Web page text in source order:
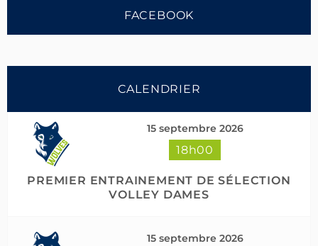
Suivre sur Instagram
FACEBOOK
CALENDRIER
15 septembre 2026
18h00
PREMIER ENTRAINEMENT DE SÉLECTION
VOLLEY DAMES
15 septembre 2026